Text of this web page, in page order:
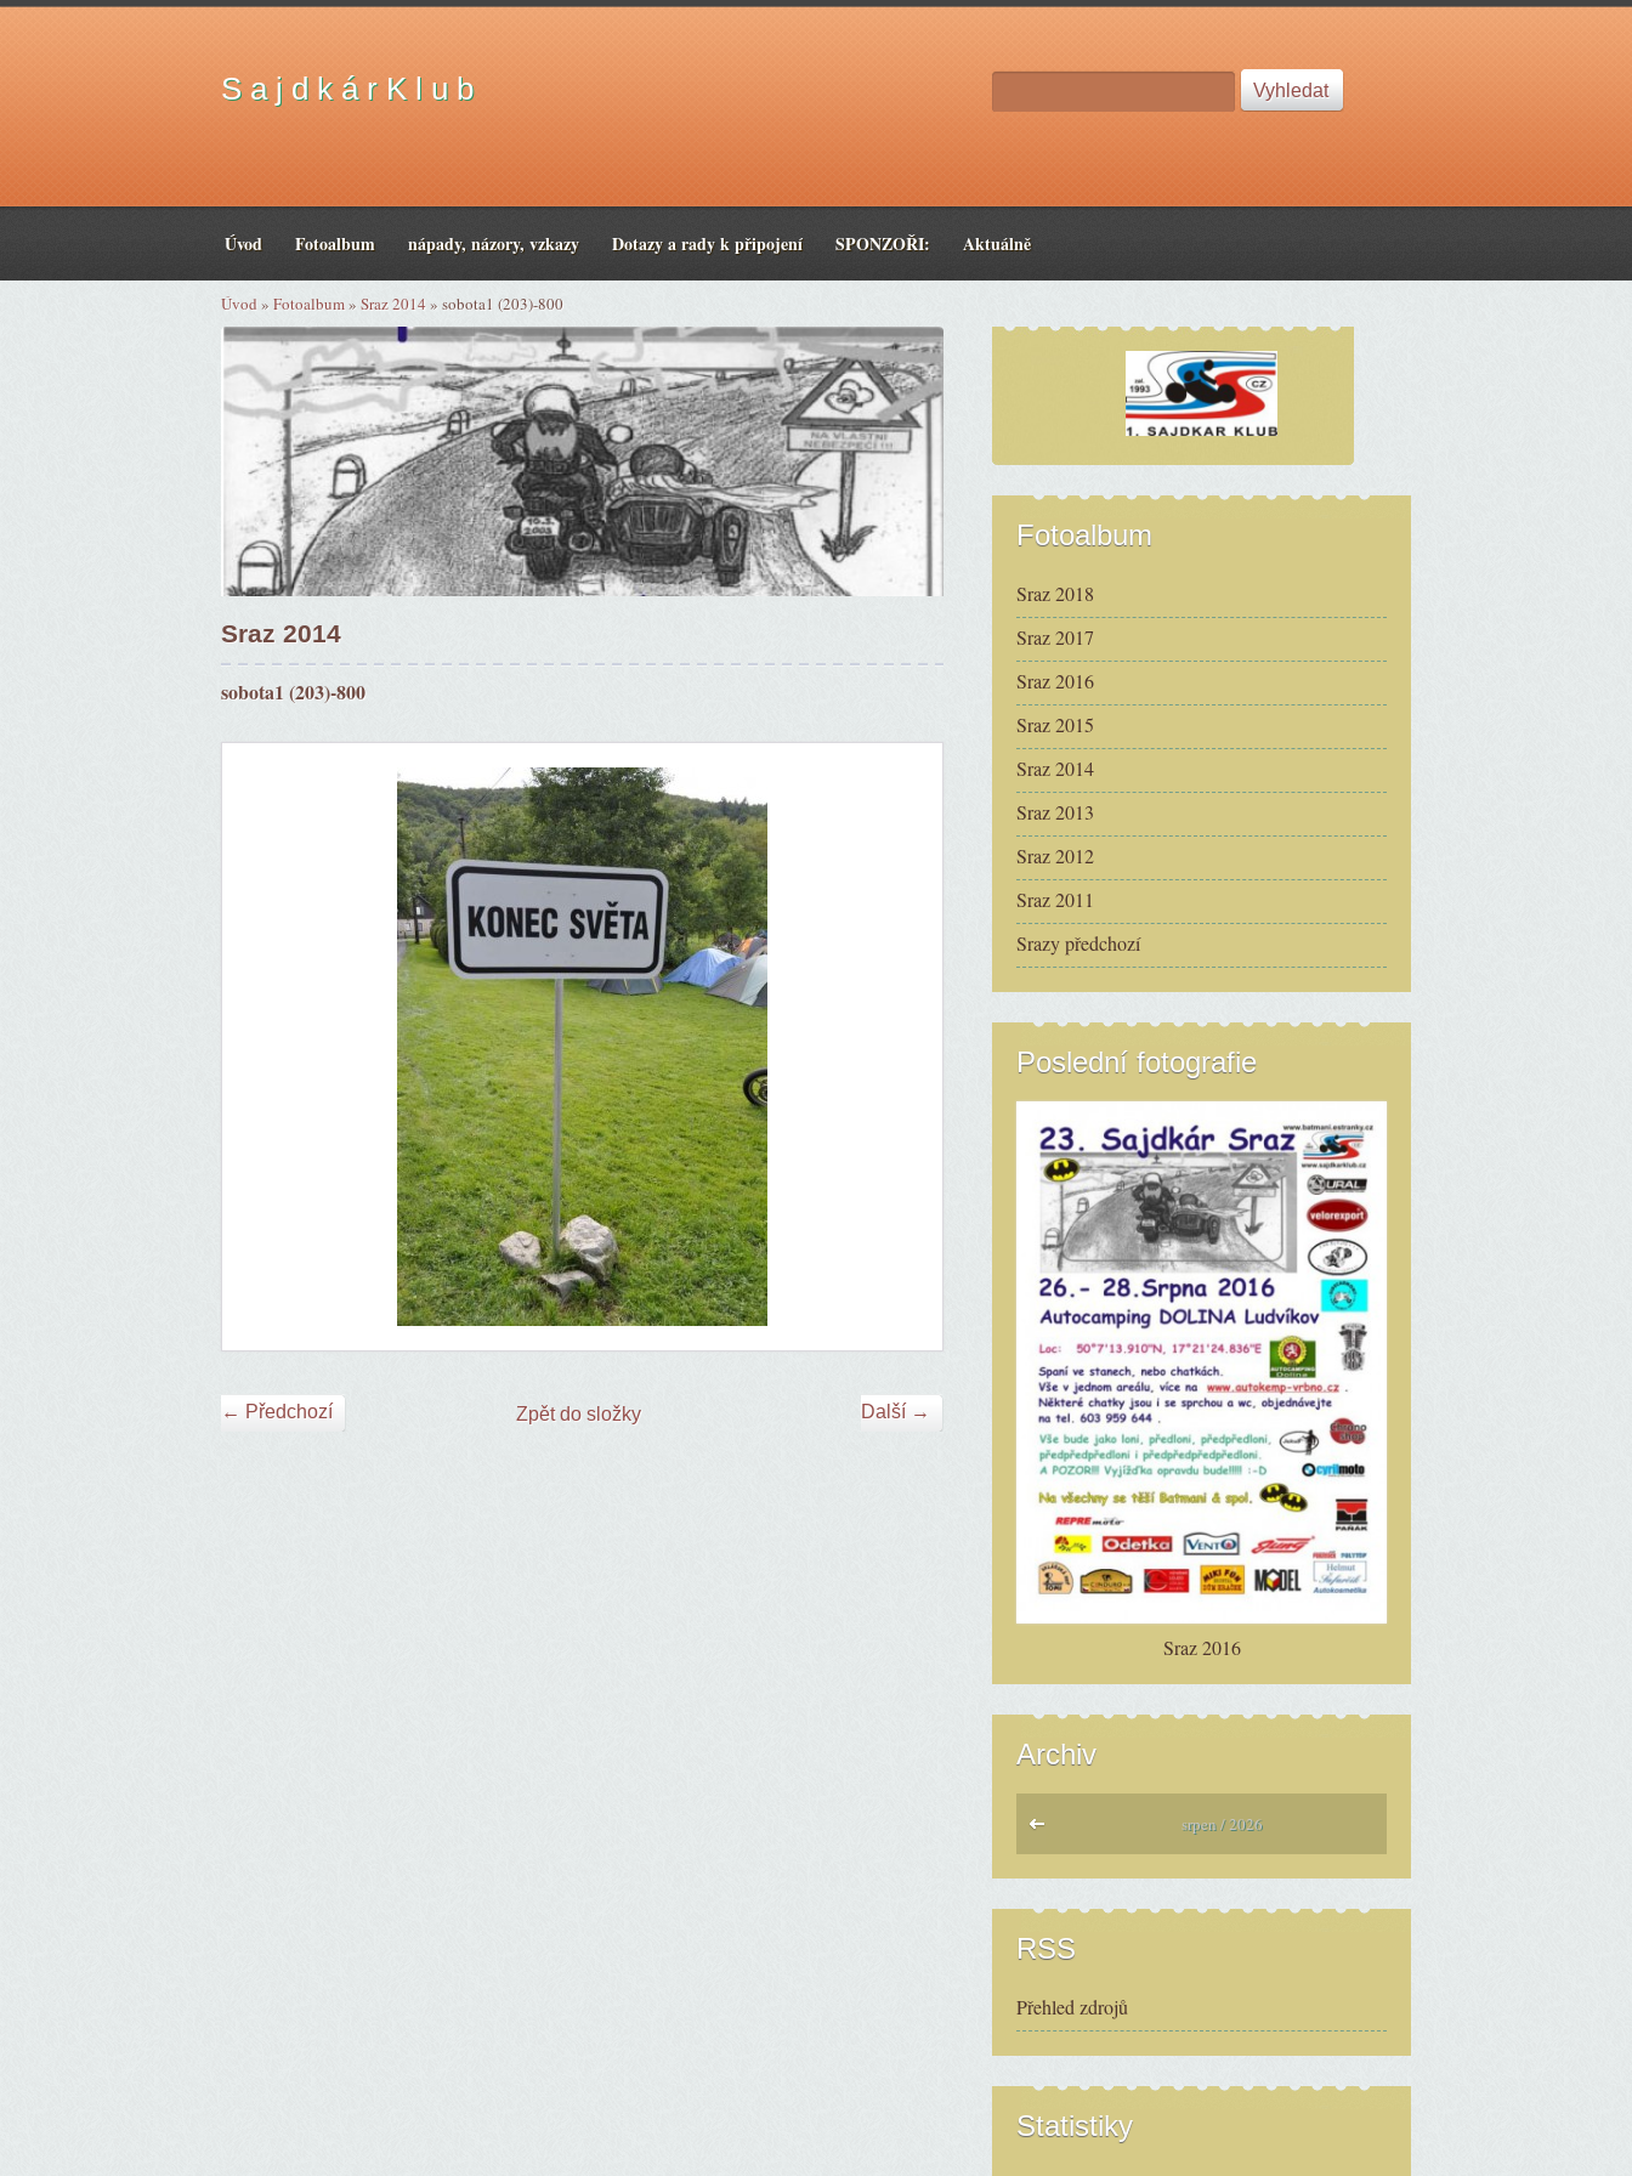
S a j d k á r K l u b
Úvod Fotoalbum nápady, názory, vzkazy Dotazy a rady k připojení SPONZOŘI: Aktuálně
Úvod » Fotoalbum» Sraz 2014» sobota1 (203)-800
Sraz 2014
sobota1 (203)-800
← Předchozí Další →
Zpět do složky
Fotoalbum
Sraz 2018
Sraz 2017
Sraz 2016
Sraz 2015
Sraz 2014
Sraz 2013
Sraz 2012
Sraz 2011
Srazy předchozí
Poslední fotografie
Sraz 2016
Archiv
srpen / 2026
RSS
Přehled zdrojů
Statistiky